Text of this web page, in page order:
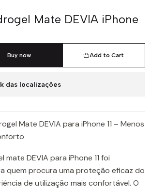
Mate DEVIA iPhone
Add to Cart
Buy now
das localizações
Mate DEVIA para iPhone 11 – Menos
mate DEVIA para iPhone 11 foi
quem procura uma proteção eficaz do
de utilização mais confortável. O